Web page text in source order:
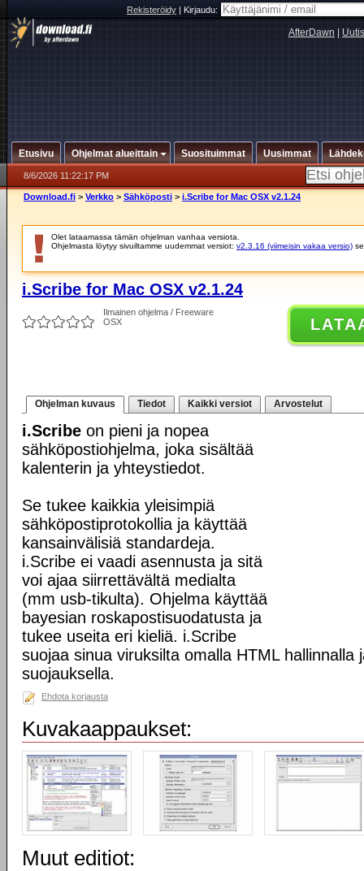
Rekisteröidy|Kirjaudu:
AfterDawn
Etusivu Ohjelmat alueittain Suosituimmat Uusimmat
8/6/2026 11:22:17 PM
Download.fi > Verkko > Sähköposti > i.Scribe for Mac OSX v2.1.24
Olet lataamassa tämän ohjelman vanhaa versiota.
Ohjelmasta löytyy sivuiltamme uudemmat versiot: v2.3.16 (viimeisin vakaa versio)
i.Scribe for Mac OSX v2.1.24
Ilmainen ohjelma / Freeware
OSX
Ohjelman kuvaus Tiedot Kaikki versiot Arvostelut
i.Scribe on pieni ja nopea
sähköpostiohjelma, joka sisältää
kalenterin ja yhteystiedot.
Se tukee kaikkia yleisimpiä
sähköpostiprotokollia ja käyttää
kansainvälisiä standardeja.
i.Scribe ei vaadi asennusta ja sitä
voi ajaa siirrettävältä medialta
(mm usb-tikulta). Ohjelma käyttää
bayesian roskapostisuodatusta ja
tukee useita eri kieliä. i.Scribe
suojaa sinua viruksilta omalla HTML hallinnalla
suojauksella.
Ehdota korjausta
Kuvakaappaukset:
Muut editiot: